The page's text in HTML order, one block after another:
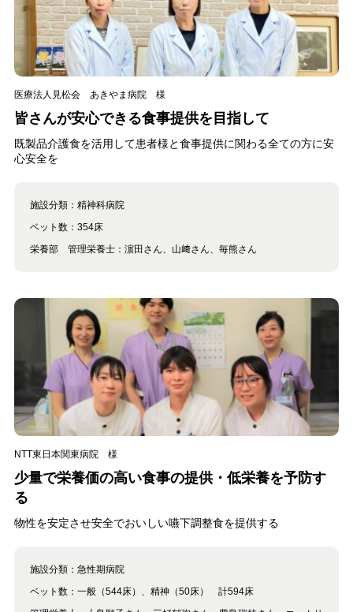
医療法人見松会 あきやま病院 様
皆さんが安心できる食事提供を目指して
既製品介護食を活用して患者様と食事提供に関わる全ての方に安
心安全を
施設分類： 精神科病院
ベット数： 354床
栄養部 管理栄養士：濵田さん、山﨑さん、毎熊さん
NTT東日本関東病院 様
少量で栄養価の高い食事の提供・低栄養を予防す
る
物性を安定させ安全でおいしい嚥下調整食を提供する
施設分類： 急性期病院
ベット数： 一般（544床）、精神（50床） 計594床